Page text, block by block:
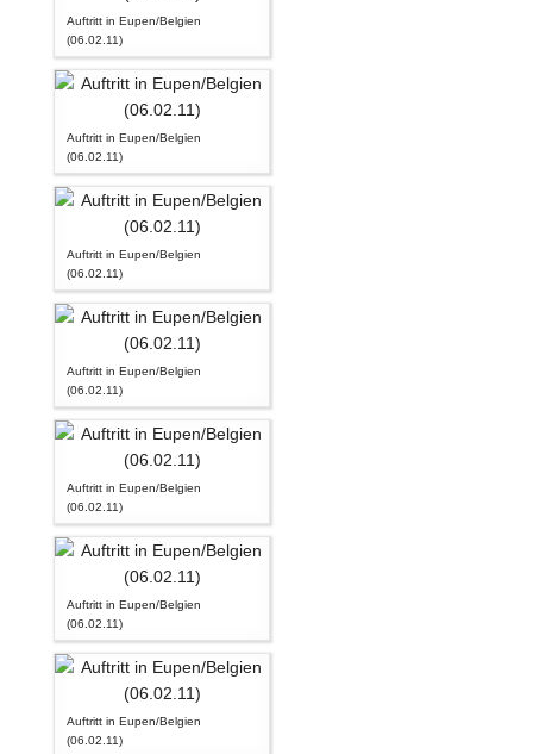
Auftritt in Eupen/Belgien
(06.02.11)
Auftritt in Eupen/Belgien
(06.02.11)
Auftritt in Eupen/Belgien
(06.02.11)
Auftritt in Eupen/Belgien
(06.02.11)
Auftritt in Eupen/Belgien
(06.02.11)
Auftritt in Eupen/Belgien
(06.02.11)
Auftritt in Eupen/Belgien
(06.02.11)